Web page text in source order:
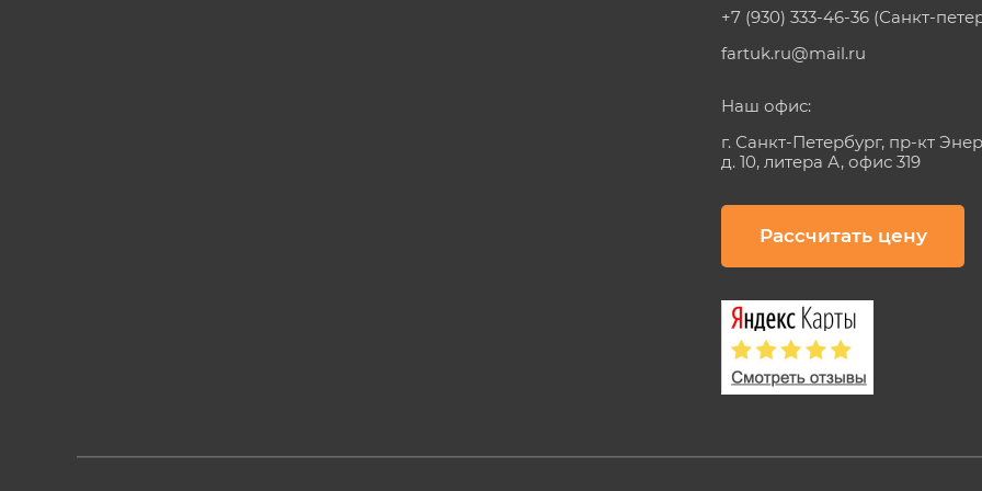
+7 (930) 333-46-36 (Санкт-
fartuk.ru@mail.ru
Наш офис:
г. Санкт-Петербург, пр-кт
д. 10, литера А, офис 319
Рассчитать цену